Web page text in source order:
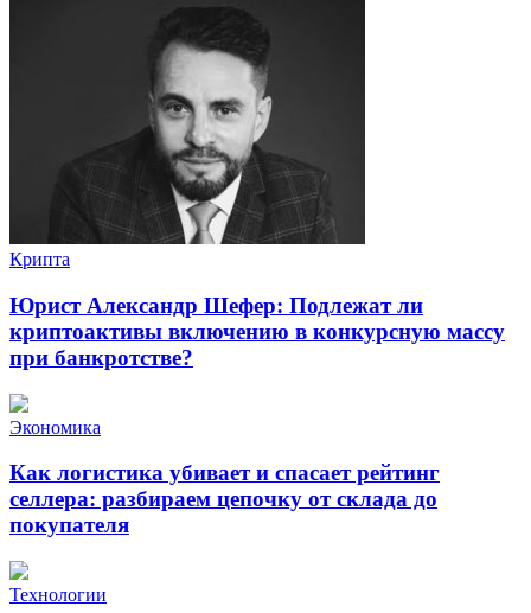
Крипта
Юрист Александр Шефер: Подлежат ли
криптоактивы включению в конкурсную массу
при банкротстве?
Экономика
Как логистика убивает и спасает рейтинг
селлера: разбираем цепочку от склада до
покупателя
Технологии